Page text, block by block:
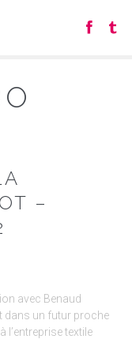
–
avec Benaud
dans un futur proche
l’entreprise textile